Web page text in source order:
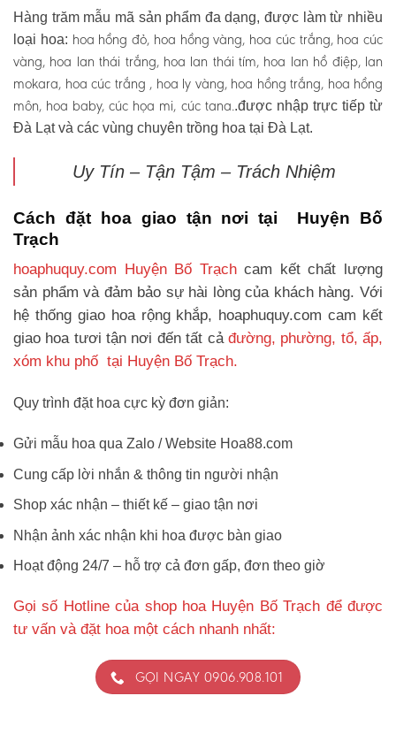
Hàng trăm mẫu mã sản phẩm đa dạng, được làm từ nhiều
loại hoa: hoa hồng đỏ, hoa hồng vàng, hoa cúc trắng, hoa cúc
vàng, hoa lan thái trắng, hoa lan thái tím, hoa lan hồ điệp, lan
mokara, hoa cúc trắng , hoa ly vàng, hoa hồng trắng, hoa hồng
môn, hoa baby, cúc họa mi, cúc tana..được nhập trực tiếp từ
Đà Lạt và các vùng chuyên trồng hoa tại Đà Lạt.
Uy Tín – Tận Tậm – Trách Nhiệm
Cách đặt hoa giao tận nơi tại Huyện Bố
Trạch
hoaphuquy.com Huyện Bố Trạchcam kết chất lượng
sản phẩm và đảm bảo sự hài lòng của khách hàng. Với
hệ thống giao hoa rộng khắp, hoaphuquy.com cam kết
giao hoa tươi tận nơi đến tất cả đường, phường, tổ, ấp,
xóm khu phố tại Huyện Bố Trạch.
Quy trình đặt hoa cực kỳ đơn giản:
Gửi mẫu hoa qua Zalo / Website Hoa88.com
Cung cấp lời nhắn & thông tin người nhận
Shop xác nhận – thiết kế – giao tận nơi
Nhận ảnh xác nhận khi hoa được bàn giao
Hoạt động 24/7 – hỗ trợ cả đơn gấp, đơn theo giờ
Gọi số Hotline của shop hoa Huyện Bố Trạch để được
tư vấn và đặt hoa một cách nhanh nhất:
GỌI NGAY 0906.908.101